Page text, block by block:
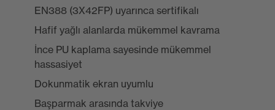
EN388 (3X42FP) uyarınca sertifikalı
Hafif yağlı alanlarda mükemmel kavrama
İnce PU kaplama sayesinde mükemmel
hassasiyet
Dokunmatik ekran uyumlu
Başparmak arasında takviye